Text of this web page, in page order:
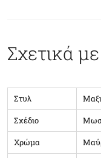
Σχετικά
Στυλ
Σχέδιο
Χρώμα